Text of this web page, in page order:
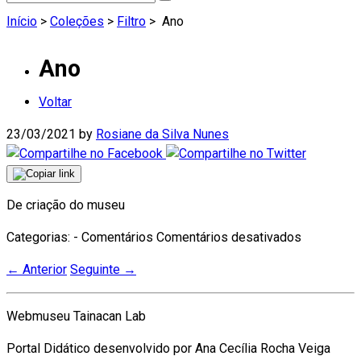
Início > Coleções > Filtro > Ano
Ano
Voltar
23/03/2021 by Rosiane da Silva Nunes
De criação do museu
Categorias: - Comentários Comentários desativados
← Anterior Seguinte →
Webmuseu Tainacan Lab
Portal Didático desenvolvido por Ana Cecília Rocha Veiga